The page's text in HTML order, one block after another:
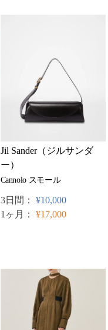
Jil Sander（ジルサンダ
ー）
Cannolo スモール
3日間： ¥10,000
1ヶ月： ¥17,000